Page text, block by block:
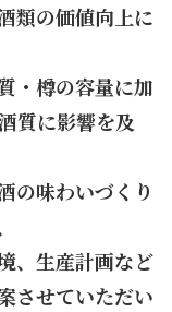
類の価値向上に
・樽の容量に加
質に影響を及
の味わいづくり
、生産計画など
させていただい